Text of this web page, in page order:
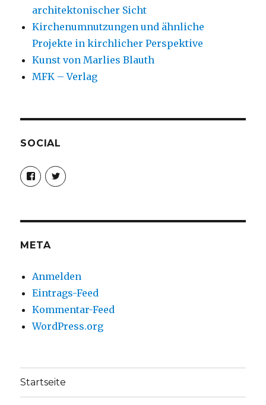
architektonischer Sicht
Kirchenumnutzungen und ähnliche
Projekte in kirchlicher Perspektive
Kunst von Marlies Blauth
MFK – Verlag
SOCIAL
Profil
von
christoph.fleischer1
anzeigen
Profil
von
ChristophFl
anzeigen
META
Anmelden
Eintrags-Feed
Kommentar-Feed
WordPress.org
Startseite